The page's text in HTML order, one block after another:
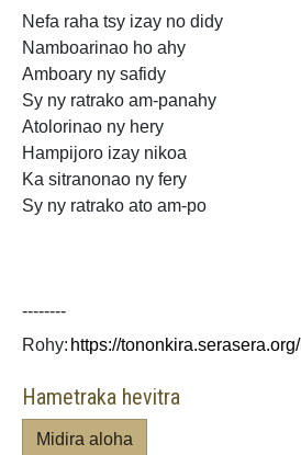
Nefa raha tsy izay no didy
Namboarinao ho ahy
Amboary ny safidy
Sy ny ratrako am-panahy
Atolorinao ny hery
Hampijoro izay nikoa
Ka sitranonao ny fery
Sy ny ratrako ato am-po
--------
Rohy:
Hametraka hevitra
Midira aloha